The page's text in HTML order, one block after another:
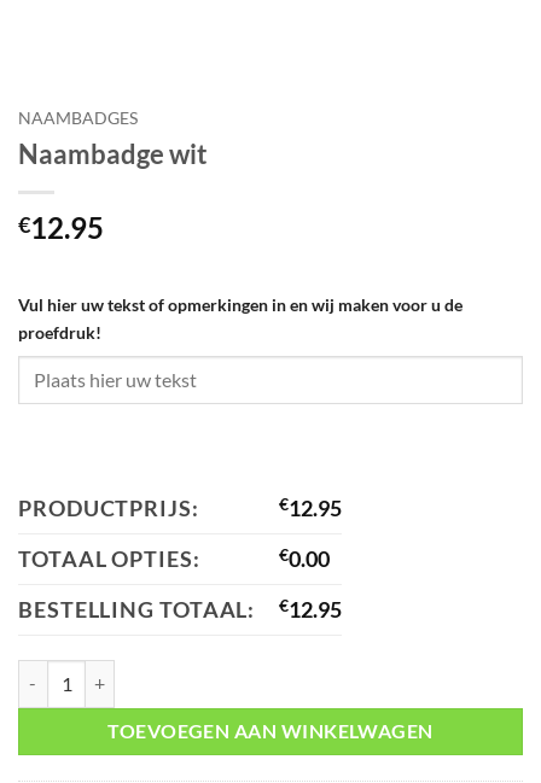
NAAMBADGES
Naambadge wit
€12.95
Vul hier uw tekst of opmerkingen in en wij maken voor u de
proefdruk!
PRODUCTPRIJS: €12.95
TOTAAL OPTIES:
€0.00
BESTELLING TOTAAL:
€12.95
TOEVOEGEN AAN WINKELWAGEN